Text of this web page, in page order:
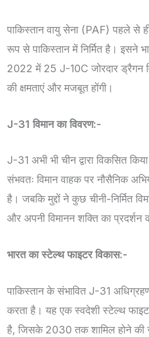
पाकिस्तान वायु सेना (PAF) पहले से
रूप से पाकिस्तान में निर्मित है। इसने
2022 में 25 J-10C जोरदार ड्रैगन
की क्षमताएं और मजबूत होंगी।
J-31 विमान का विवरण:-
J-31 अभी भी चीन द्वारा विकसित
संभवतः विमान वाहक पर नौसैनिक
है। जबकि मुद्दों ने कुछ चीनी-निर्मित
और अपनी विमानन शक्ति का प्रदर्शन
भारत का स्टेल्थ फाइटर विकास:-
पाकिस्तान के संभावित J-31
करता है। यह एक स्वदेशी स्टेल्थ
है, जिसके 2030 तक शामिल होने की